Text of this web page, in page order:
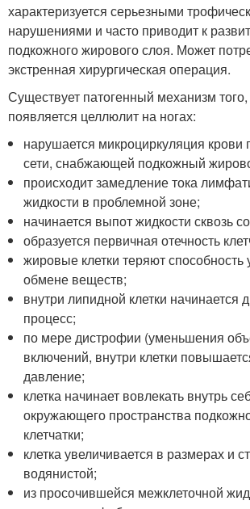
характеризуется серьезными
нарушениями и часто приводит к
подкожного жирового слоя. Может
экстренная хирургическая операция.
Существует патогенный механизм
появляется целлюлит на ногах:
нарушается микроциркуляция крови
сети, снабжающей подкожный
происходит замедление тока
жидкости в проблемной зоне;
начинается выпот жидкости сквозь
образуется первичная отечность
жировые клетки теряют способность
обмене веществ;
внутри липидной клетки начинается
процесс;
по мере дистрофии (уменьшения
включений, внутри клетки
давление;
клетка начинает вовлекать внутрь
окружающего пространства
клетчатки;
клетка увеличивается в размерах и
водянистой;
из просочившейся межклеточной